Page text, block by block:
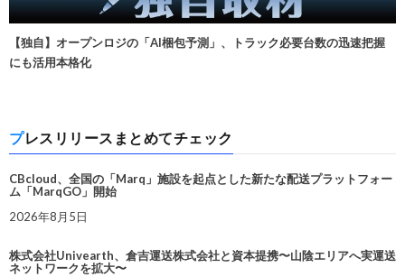
【独自】オープンロジの「AI梱包予測」、トラック必要台数の迅速把握
にも活用本格化
プレスリリースまとめてチェック
CBcloud、全国の「Marq」施設を起点とした新たな配送プラットフォー
ム「MarqGO」開始
2026年8月5日
株式会社Univearth、倉吉運送株式会社と資本提携〜山陰エリアへ実運送
ネットワークを拡大〜